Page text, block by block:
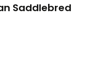
Saddlebred